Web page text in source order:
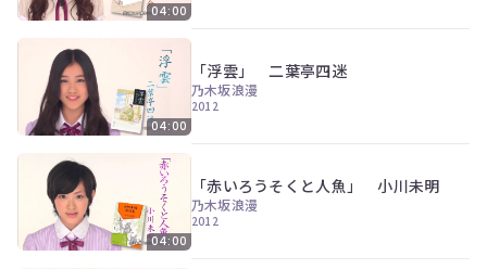
04:00
04:00
「浮雲」 二葉亭四迷
乃木坂浪漫
2012
04:00
「赤いろうそくと人魚」 小川未明
乃木坂浪漫
2012